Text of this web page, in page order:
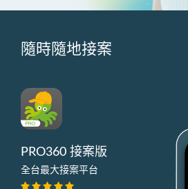
隨時隨地接案
PRO360 接案版
全台最大接案平台